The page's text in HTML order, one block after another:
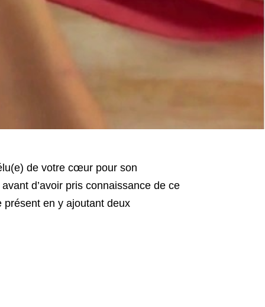
de votre cœur pour son
d’avoir pris connaissance de ce
en y ajoutant deux